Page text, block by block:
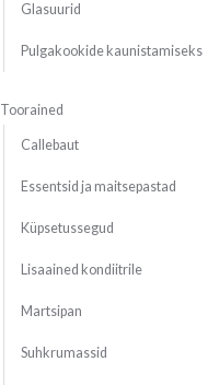
Glasuurid
Pulgakookide kaunistamiseks
Toorained
Callebaut
Essentsid ja maitsepastad
Küpsetussegud
Lisaained kondiitrile
Martsipan
Suhkrumassid